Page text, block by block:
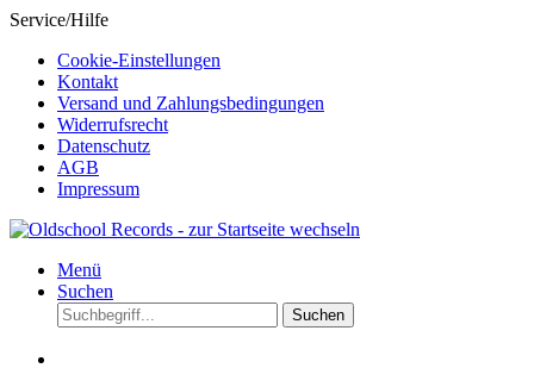
Service/Hilfe
Cookie-Einstellungen
Kontakt
Versand und Zahlungsbedingungen
Widerrufsrecht
Datenschutz
AGB
Impressum
Menü
Suchen
Suchen